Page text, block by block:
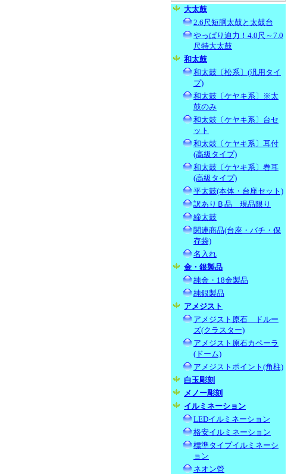
大太鼓
2.6尺短胴太鼓と太鼓台
やっぱり迫力！4.0尺～7.0
尺特大太鼓
和太鼓
和太鼓〔松系〕(汎用タイ
プ)
和太鼓〔ケヤキ系〕※太
鼓のみ
和太鼓〔ケヤキ系〕台セ
ット
和太鼓〔ケヤキ系〕耳付
(高級タイプ)
和太鼓〔ケヤキ系〕巻耳
(高級タイプ)
平太鼓(本体・台座セット)
訳ありＢ品 現品限り
締太鼓
関連商品(台座・バチ・保
存袋)
名入れ
金・銀製品
純金・18金製品
純銀製品
アメジスト
アメジスト原石 ドルー
ズ(クラスター)
アメジスト原石カペーラ
(ドーム)
アメジストポイント(角柱)
白玉彫刻
メノー彫刻
イルミネーション
LEDイルミネーション
格安イルミネーション
標準タイプイルミネーシ
ョン
ネオン管